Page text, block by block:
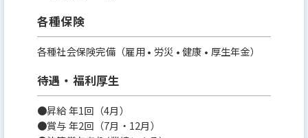
各種保険
各種社会保険完備（雇用 • 労災 • 健康 • 厚生年金）
待遇・福利厚生
●昇給 年1回（4月）
●賞与 年2回（7月・12月）